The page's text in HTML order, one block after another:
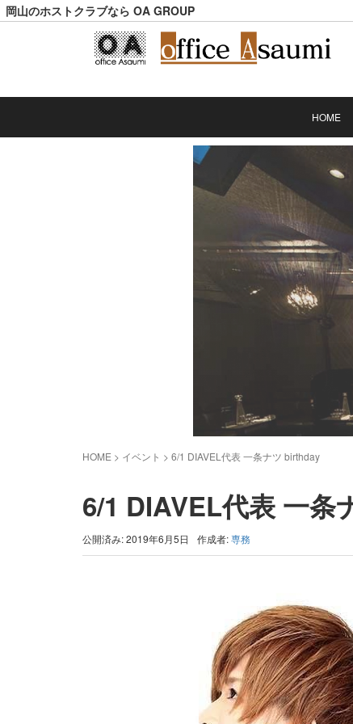
岡山のホストクラブなら OA GROUP
HOME
HOME > イベント > 6/1 DIAVEL代表 一条ナツ birthday
6/1 DIAVEL代表 一
公開済み: 2019年6月5日 作成者:専務